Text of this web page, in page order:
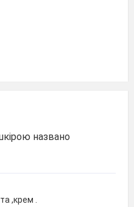
названо
,крем .